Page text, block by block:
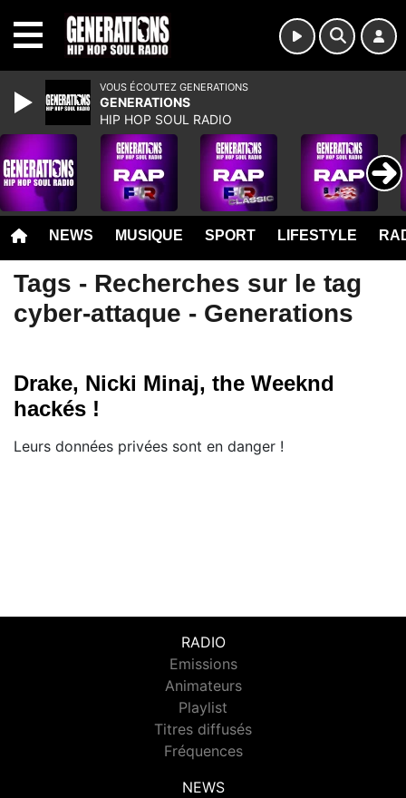
NEWS MUSIQUE SPORT LIFESTYLE
Tags - Recherches sur le tag
cyber-attaque - Generations
Drake, Nicki Minaj, the Weeknd
hackés !
Leurs données privées sont en danger !
RADIO
Emissions
Animateurs
Playlist
Titres diffusés
Fréquences
NEWS
VOUS ÉCOUTEZ GENERATIONS
GENERATIONS
HIP HOP SOUL RADIO